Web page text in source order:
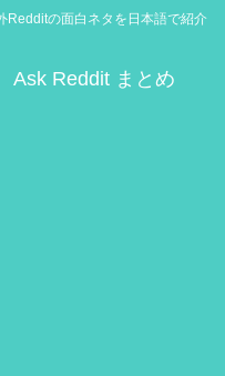
Redditの面白ネタを日本語で紹介
Ask Reddit まとめ